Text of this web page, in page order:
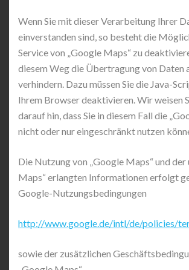
Wenn Sie mit dieser Verarbeitung Ihrer
einverstanden sind, so besteht die
Service von „Google Maps“ zu
diesem Weg die Übertragung von Daten
verhindern. Dazu müssen Sie die Java-
Ihrem Browser deaktivieren. Wir weisen
darauf hin, dass Sie in diesem Fall die
nicht oder nur eingeschränkt nutzen
Die Nutzung von „Google Maps“ und der
Maps“ erlangten Informationen erfolgt
Google-Nutzungsbedingungen
http://www.google.de/intl/de/policies/
sowie der zusätzlichen